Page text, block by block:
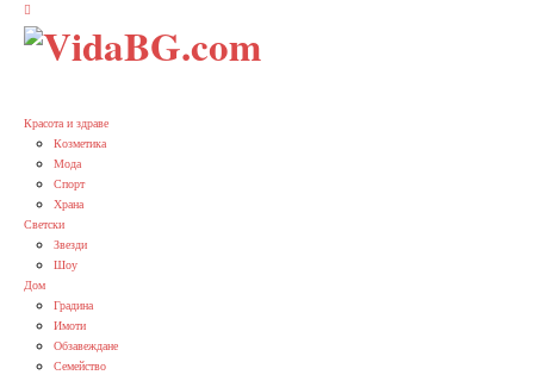
Красота и здраве
Козметика
Мода
Спорт
Храна
Светски
Звезди
Шоу
Дом
Градина
Имоти
Обзавеждане
Семейство